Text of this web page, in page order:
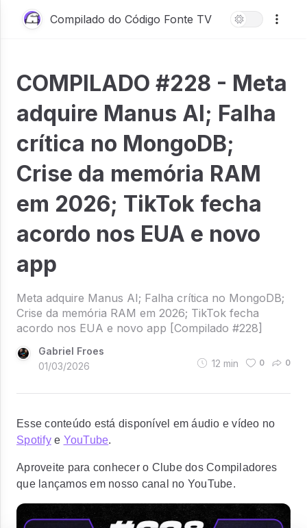
Compilado do Código Fonte TV
COMPILADO #228 - Meta
adquire Manus AI; Falha
crítica no MongoDB;
Crise da memória RAM
em 2026; TikTok fecha
acordo nos EUA e novo
app
Meta adquire Manus AI; Falha crítica no MongoDB;
Crise da memória RAM em 2026; TikTok fecha
acordo nos EUA e novo app [Compilado #228]
Gabriel Froes
01/03/2026
12 min 0 0
Esse conteúdo está disponível em áudio e vídeo no
Spotifye YouTube.
Aproveite para conhecer o Clube dos Compiladores
que lançamos em nosso canal no YouTube.